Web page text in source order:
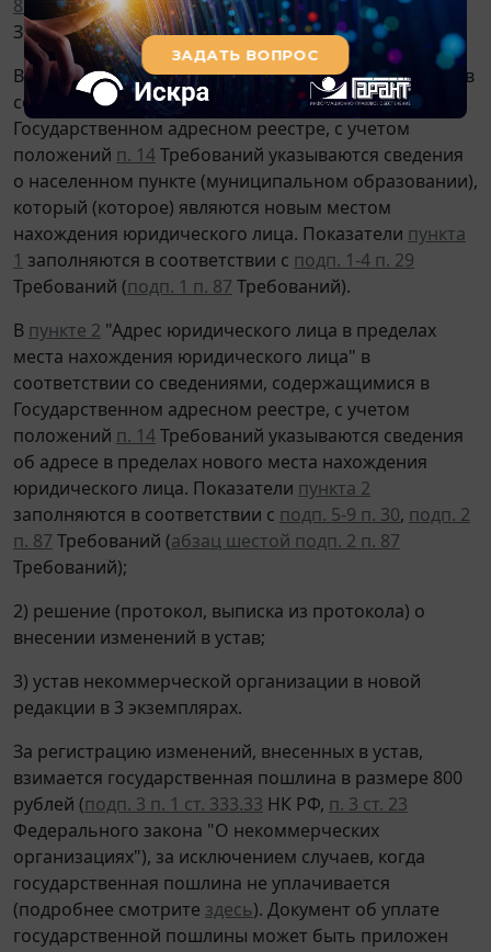
87
Требований,письмоФНС России от 04.02.2021 N
ЗГ-3-14/717@).
Впункте 1"Место нахождения юридического лица" в
соответствии со сведениями, содержащимися в
Государственном адресном реестре, с учетом
положений п. 14Требований указываются сведения
о населенном пункте (муниципальном образовании),
который (которое) являются новым местом
нахождения юридического лица. Показатели пункта
1 заполняются в соответствии с подп. 1-4 п. 29
Требований (подп. 1 п. 87 Требований).
В пункте 2 "Адрес юридического лица в пределах
места нахождения юридического лица" в
соответствии со сведениями, содержащимися в
Государственном адресном реестре, с учетом
положений п. 14Требований указываются сведения
об адресе в пределах нового места нахождения
юридического лица. Показатели пункта 2
заполняются в соответствии с подп. 5-9 п. 30, подп. 2
п. 87 Требований (абзац шестой подп. 2 п. 87
Требований);
2) решение (протокол, выписка из протокола) о
внесении изменений в устав;
3) устав некоммерческой организации в новой
редакции в 3 экземплярах.
За регистрацию изменений, внесенных в устав,
взимается государственная пошлина в размере 800
рублей (подп. 3 п. 1 ст. 333.33 НК РФ, п. 3 ст. 23
Федерального закона "О некоммерческих
организациях"), за исключением случаев, когда
государственная пошлина не уплачивается
(подробнее смотрите здесь). Документ об уплате
государственной пошлины может быть приложен